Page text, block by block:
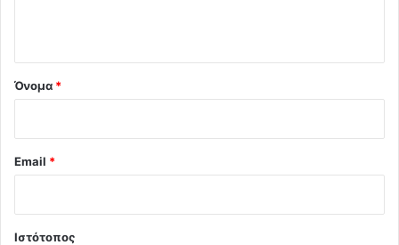
Όνομα *
Email *
Ιστότοπος